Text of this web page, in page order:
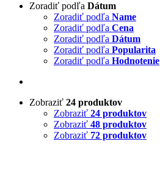
Zoradiť podľa Dátum
Zoradiť podľa Name
Zoradiť podľa Cena
Zoradiť podľa Dátum
Zoradiť podľa Popularita
Zoradiť podľa Hodnotenie
Zobraziť 24 produktov
Zobraziť 24 produktov
Zobraziť 48 produktov
Zobraziť 72 produktov